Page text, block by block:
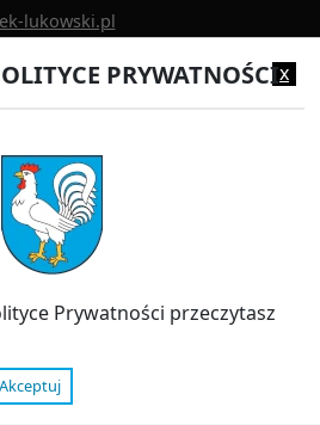
lukowski.pl
x
PRYWATNOŚCI
Prywatności przeczytasz
Akceptuj